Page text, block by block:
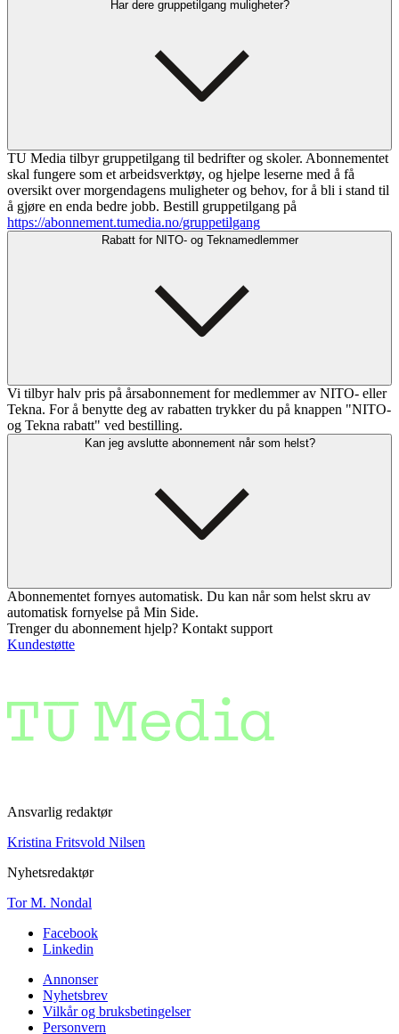
Har dere gruppetilgang muligheter?
TU Media tilbyr gruppetilgang til bedrifter og skoler. Abonnementet
skal fungere som et arbeidsverktøy, og hjelpe leserne med å få
oversikt over morgendagens muligheter og behov, for å bli i stand til
å gjøre en enda bedre jobb. Bestill gruppetilgang på
https://abonnement.tumedia.no/gruppetilgang
Rabatt for NITO- og Teknamedlemmer
Vi tilbyr halv pris på årsabonnement for medlemmer av NITO- eller
Tekna. For å benytte deg av rabatten trykker du på knappen "NITO-
og Tekna rabatt" ved bestilling.
Kan jeg avslutte abonnement når som helst?
Abonnementet fornyes automatisk. Du kan når som helst skru av
automatisk fornyelse på Min Side.
Trenger du abonnement hjelp? Kontakt support
Kundestøtte
Ansvarlig redaktør
Kristina Fritsvold Nilsen
Nyhetsredaktør
Tor M. Nondal
Facebook
Linkedin
Annonser
Nyhetsbrev
Vilkår og bruksbetingelser
Personvern